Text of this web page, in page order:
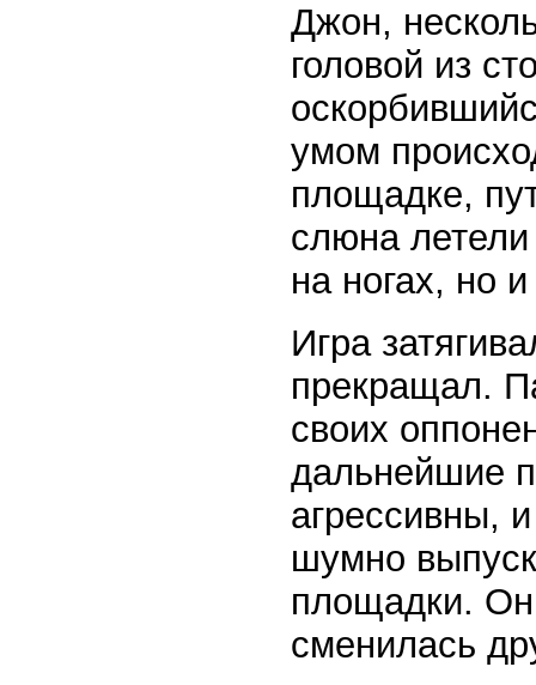
Джон,
головой из
умом
площадке,
слюна
на ногах, но
Игра
прекращал.
своих
дальнейшие
агрессивны,
шумно
площадки. Он
сменилась